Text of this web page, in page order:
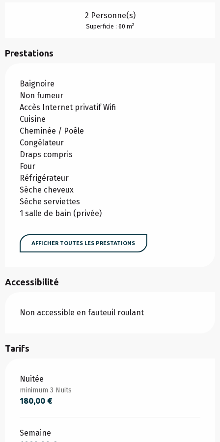
2 Personne(s)
Superficie : 60 m2
Prestations
Baignoire
Non fumeur
Accès Internet privatif Wifi
Cuisine
Cheminée / Poêle
Congélateur
Draps compris
Four
Réfrigérateur
Sèche cheveux
Sèche serviettes
1 salle de bain (privée)
AFFICHER TOUTES LES PRESTATIONS
Accessibilité
Non accessible en fauteuil roulant
Tarifs
Tarifs 2026
Nuitée
minimum 3 Nuits
180,00 €
Semaine